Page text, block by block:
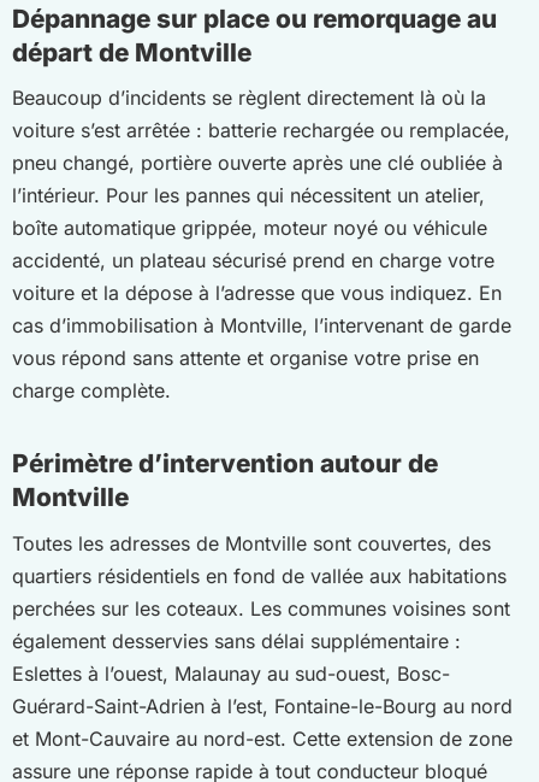
Dépannage sur place ou remorquage au
départ de Montville
Beaucoup d’incidents se règlent directement là où la
voiture s’est arrêtée : batterie rechargée ou remplacée,
pneu changé, portière ouverte après une clé oubliée à
l’intérieur. Pour les pannes qui nécessitent un atelier,
boîte automatique grippée, moteur noyé ou véhicule
accidenté, un plateau sécurisé prend en charge votre
voiture et la dépose à l’adresse que vous indiquez. En
cas d’immobilisation à Montville, l’intervenant de garde
vous répond sans attente et organise votre prise en
charge complète.
Périmètre d’intervention autour de
Montville
Toutes les adresses de Montville sont couvertes, des
quartiers résidentiels en fond de vallée aux habitations
perchées sur les coteaux. Les communes voisines sont
également desservies sans délai supplémentaire :
Eslettes à l’ouest, Malaunay au sud-ouest, Bosc-
Guérard-Saint-Adrien à l’est, Fontaine-le-Bourg au nord
et Mont-Cauvaire au nord-est. Cette extension de zone
assure une réponse rapide à tout conducteur bloqué